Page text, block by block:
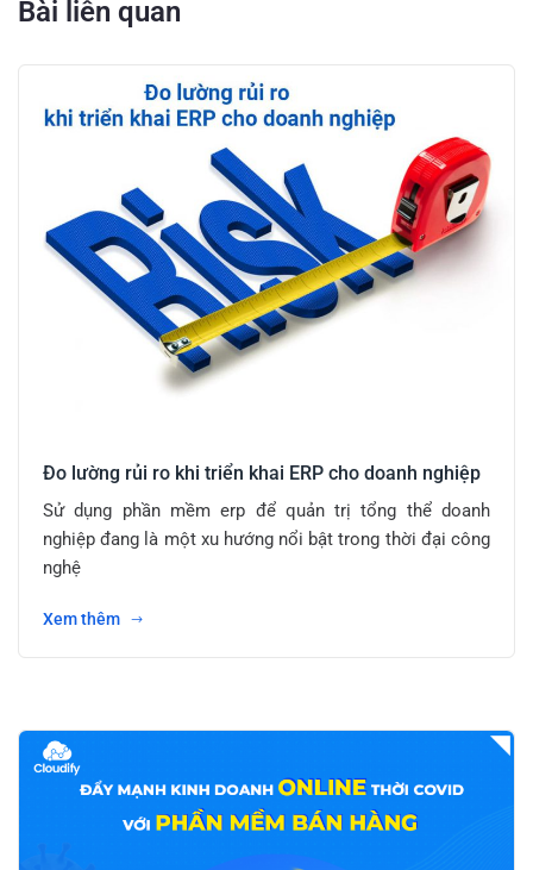
Bài liên quan
Đo lường rủi ro khi triển khai ERP cho doanh nghiệp
Sử dụng phần mềm erp để quản trị tổng thể doanh
nghiệp đang là một xu hướng nổi bật trong thời đại công
nghệ
Xem thêm